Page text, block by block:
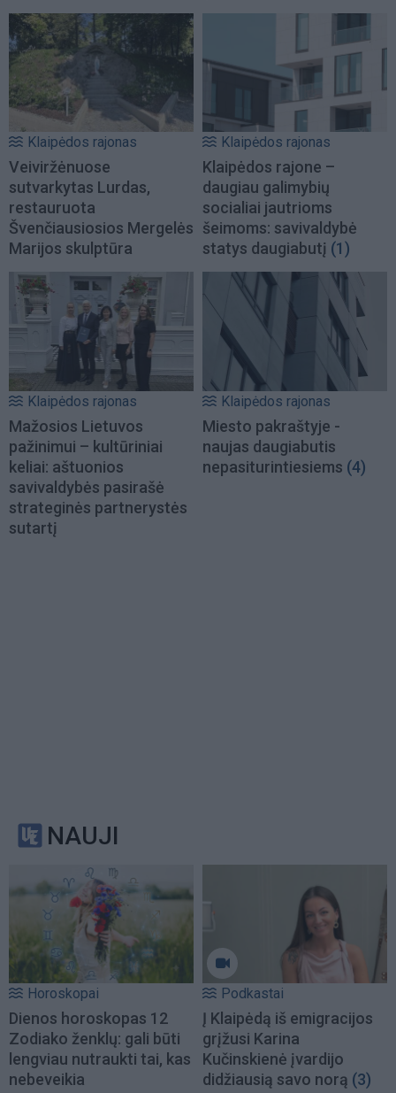
Klaipėdos rajonas
Veiviržėnuose
sutvarkytas Lurdas,
restauruota
Švenčiausiosios Mergelės
Marijos skulptūra
Klaipėdos rajonas
Klaipėdos rajone –
daugiau galimybių
socialiai jautrioms
šeimoms: savivaldybė
statys daugiabutį (1)
Klaipėdos rajonas
Mažosios Lietuvos
pažinimui – kultūriniai
keliai: aštuonios
savivaldybės pasirašė
strateginės partnerystės
sutartį
Klaipėdos rajonas
Miesto pakraštyje -
naujas daugiabutis
nepasiturintiesiems (4)
NAUJI
Horoskopai
Dienos horoskopas 12
Zodiako ženklų: gali būti
lengviau nutraukti tai, kas
nebeveikia
Podkastai
Į Klaipėdą iš emigracijos
grįžusi Karina
Kučinskienė įvardijo
didžiausią savo norą (3)